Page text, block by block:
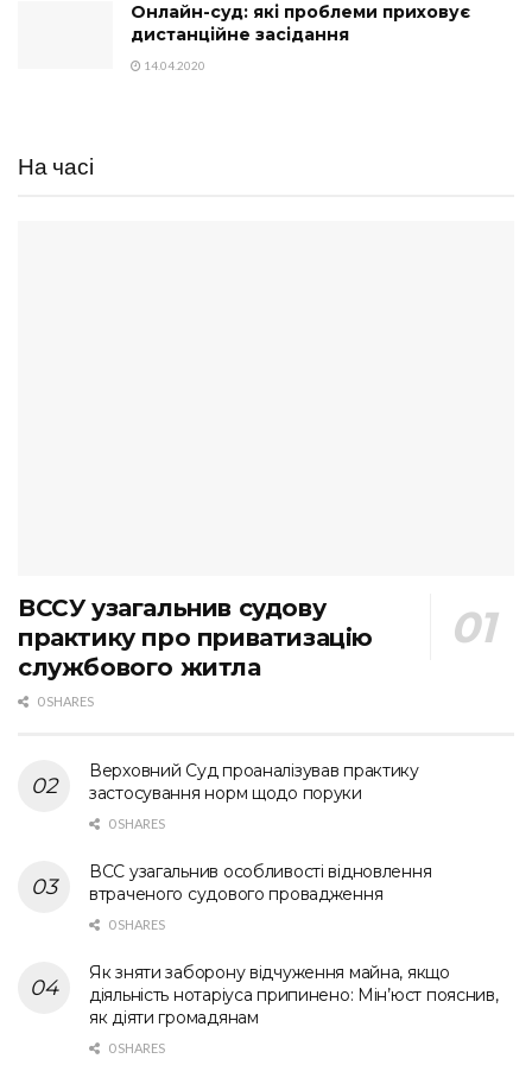
Онлайн-суд: які проблеми приховує
дистанційне засідання
14.04.2020
На часі
ВССУ узагальнив судову
практику про приватизацію
службового житла
0 SHARES
Верховний Суд проаналізував практику
застосування норм щодо поруки
0 SHARES
ВСС узагальнив особливості відновлення
втраченого судового провадження
0 SHARES
Як зняти заборону відчуження майна, якщо
діяльність нотаріуса припинено: Мін’юст пояснив,
як діяти громадянам
0 SHARES